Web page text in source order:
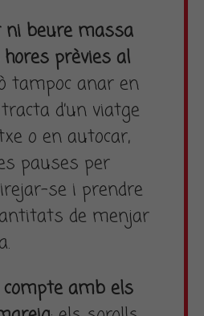
ni beure massa
prèvies al
tampoc anar en
d’un viatge
o en autocar,
pauses per
se i prendre
de menjar
amb els